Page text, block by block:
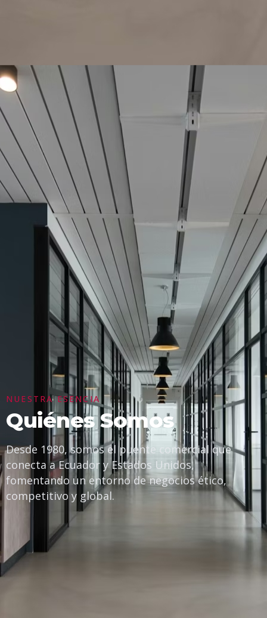
NUESTRA ESENCIA
Quiénes Somos
Desde 1980, somos el puente comercial que
conecta a Ecuador y Estados Unidos,
fomentando un entorno de negocios ético,
competitivo y global.